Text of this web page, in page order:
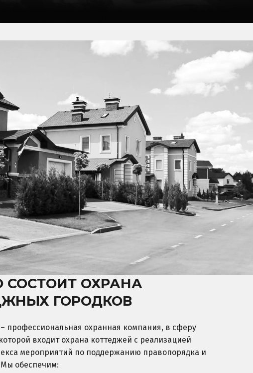
СОСТОИТ ОХРАНА
ГОРОДКОВ
профессиональная охранная компания, в сферу
входит охрана коттеджей с реализацией
мероприятий по поддержанию правопорядка и
Мы обеспечим: